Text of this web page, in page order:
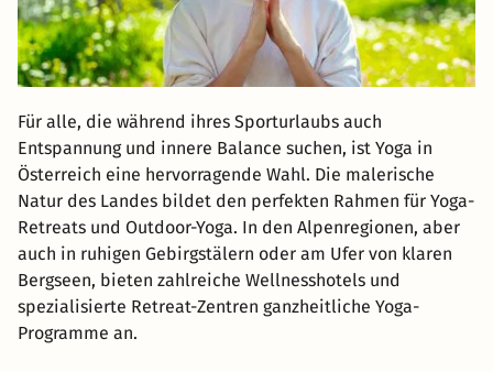
Für alle, die während ihres Sporturlaubs auch
Entspannung und innere Balance suchen, ist Yoga in
Österreich eine hervorragende Wahl. Die malerische
Natur des Landes bildet den perfekten Rahmen für Yoga-
Retreats und Outdoor-Yoga. In den Alpenregionen, aber
auch in ruhigen Gebirgstälern oder am Ufer von klaren
Bergseen, bieten zahlreiche Wellnesshotels und
spezialisierte Retreat-Zentren ganzheitliche Yoga-
Programme an.